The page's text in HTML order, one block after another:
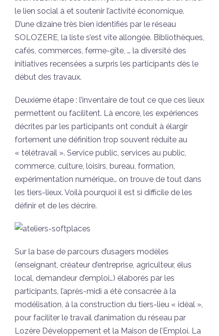
le lien social à et soutenir l’activité économique.
D’une dizaine très bien identifiés par le réseau
SOLOZERE, la liste s’est vite allongée. Bibliothèques,
cafés, commerces, ferme-gîte, … la diversité des
initiatives recensées a surpris les participants dès le
début des travaux.
Deuxième étape : l’inventaire de tout ce que ces lieux
permettent ou facilitent. Là encore, les expériences
décrites par les participants ont conduit à élargir
fortement une définition trop souvent réduite au
« télétravail ». Service public, services au public,
commerce, culture, loisirs, bureau, formation,
expérimentation numérique… on trouve de tout dans
les tiers-lieux. Voilà pourquoi il est si difficile de les
définir et de les décrire.
Sur la base de parcours d’usagers modèles
(enseignant, créateur d’entreprise, agriculteur, élus
local, demandeur d’emploi…) élaborés par les
participants, l’après-midi a été consacrée à la
modélisation, à la construction du tiers-lieu « idéal »,
pour faciliter le travail d’animation du réseau par
Lozère Développement et la Maison de l’Emploi. La